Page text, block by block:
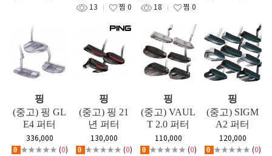
13
찜 0
18
찜 0
핑
(중고) 핑 GL
E4 퍼터
336,000
0 ★★★★★ (0)
핑
(중고) 핑 21
년 퍼터
130,000
0 ★★★★★ (0)
핑
(중고) VAUL
T 2.0 퍼터
110,000
0 ★★★★★ (0)
핑
(중고) SIGM
A2 퍼터
120,000
0 ★★★★★ (0)